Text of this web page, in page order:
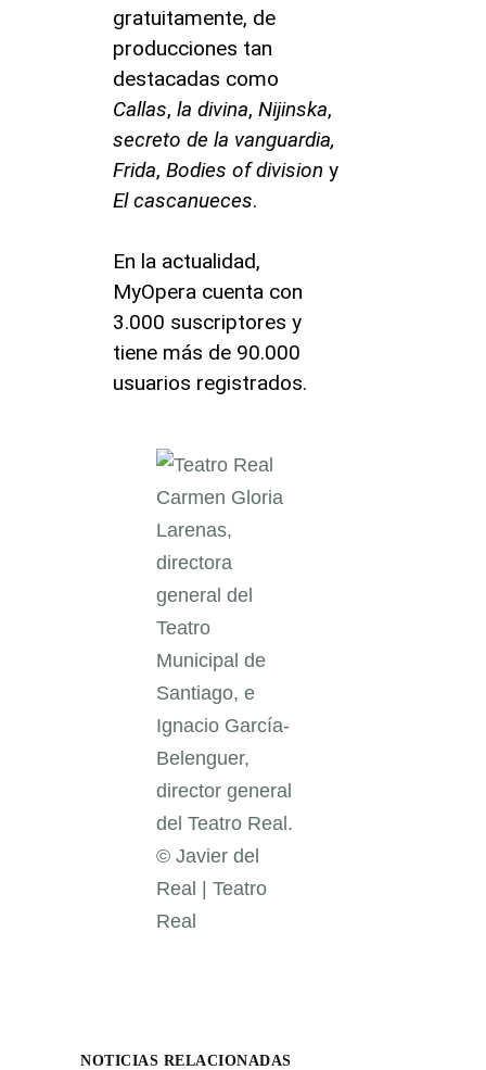
gratuitamente, de
producciones tan
destacadas como
Callas, la divina, Nijinska,
secreto de la vanguardia,
Frida, Bodies of division y
El cascanueces.
En la actualidad,
MyOpera cuenta con
3.000 suscriptores y
tiene más de 90.000
usuarios registrados.
Carmen Gloria
Larenas,
directora
general del
Teatro
Municipal de
Santiago, e
Ignacio García-
Belenguer,
director general
del Teatro Real.
© Javier del
Real | Teatro
Real
NOTICIAS RELACIONADAS